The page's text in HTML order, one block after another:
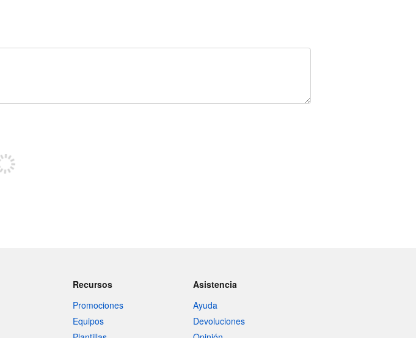
Recursos
Promociones
Equipos
Asistencia
Ayuda
Devoluciones